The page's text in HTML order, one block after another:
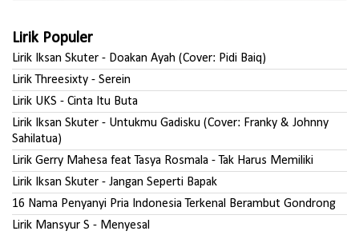
Lirik Populer
Lirik Iksan Skuter - Doakan Ayah (Cover: Pidi Baiq)
Lirik Threesixty - Serein
Lirik UKS - Cinta Itu Buta
Lirik Iksan Skuter - Untukmu Gadisku (Cover: Franky & Johnny
Sahilatua)
Lirik Gerry Mahesa feat Tasya Rosmala - Tak Harus Memiliki
Lirik Iksan Skuter - Jangan Seperti Bapak
16 Nama Penyanyi Pria Indonesia Terkenal Berambut Gondrong
Lirik Mansyur S - Menyesal